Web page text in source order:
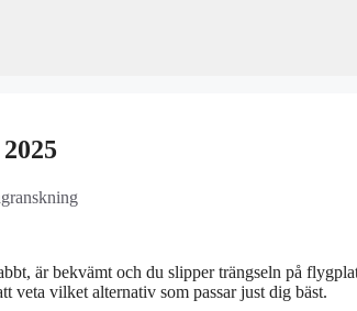
är bekvämt och du slipper trängseln på
veta vilket alternativ som passar just dig bäst.